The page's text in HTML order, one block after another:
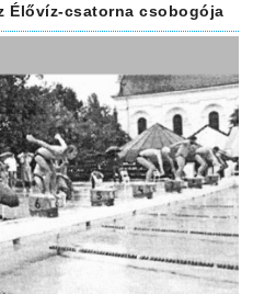
Élővíz-csatorna csobogója